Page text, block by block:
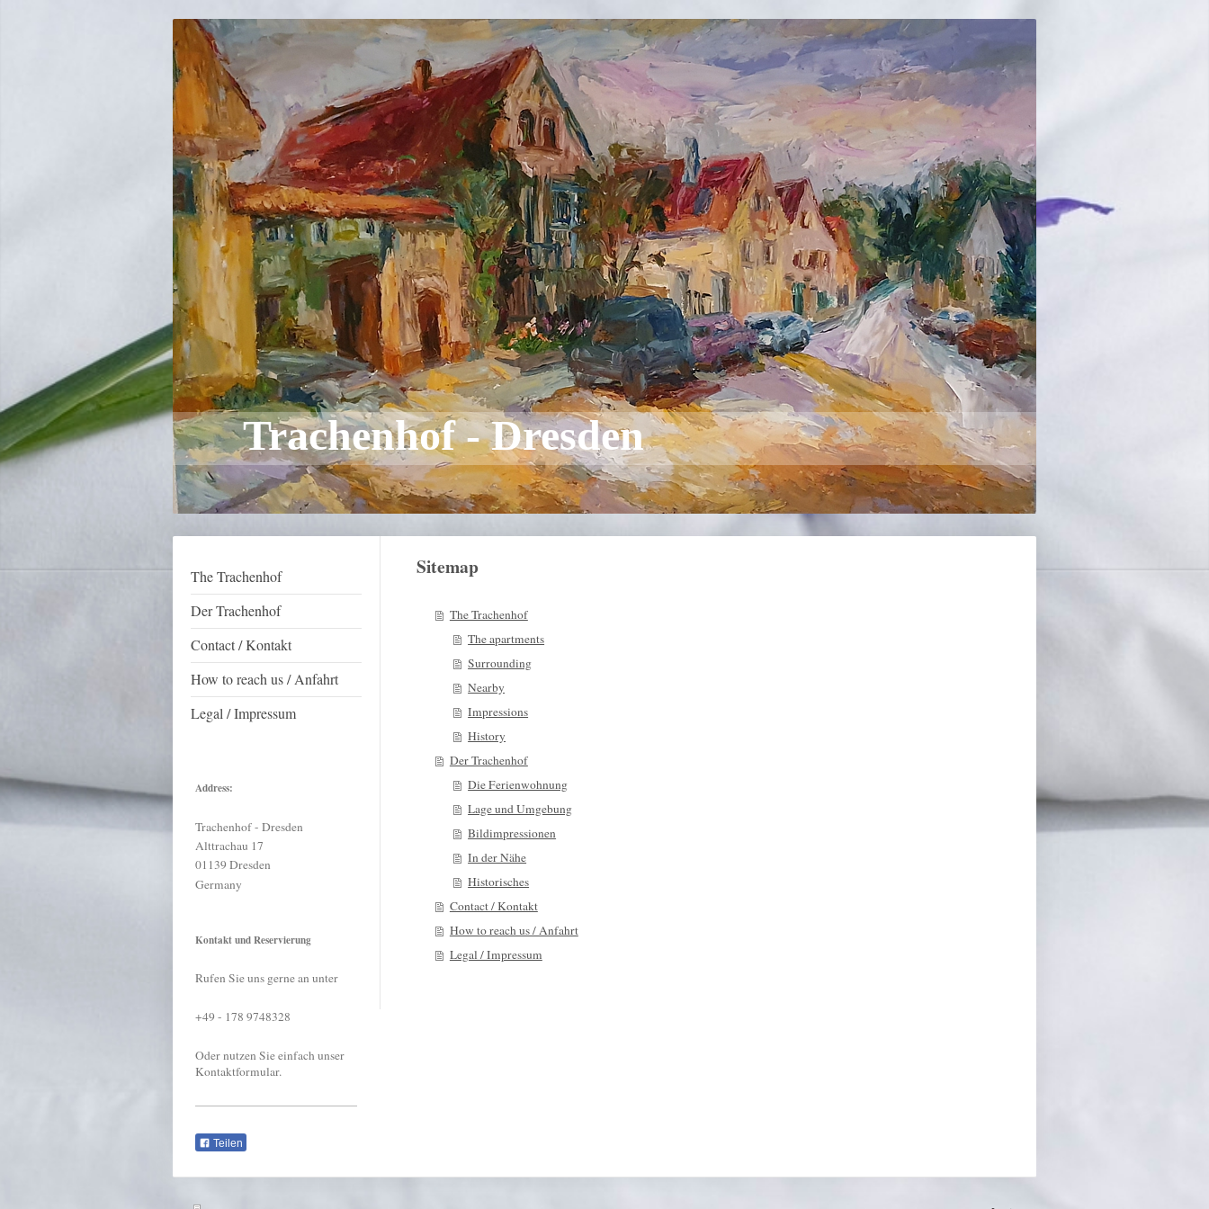
Trachenhof - Dresden
The Trachenhof
Der Trachenhof
Contact / Kontakt
How to reach us / Anfahrt
Legal / Impressum
Sitemap
The Trachenhof
The apartments
Surrounding
Nearby
Impressions
History
Der Trachenhof
Die Ferienwohnung
Lage und Umgebung
Bildimpressionen
In der Nähe
Historisches
Contact / Kontakt
How to reach us / Anfahrt
Legal / Impressum
Address:
Trachenhof - Dresden
Alttrachau 17
01139 Dresden
Germany
Kontakt und Reservierung
Rufen Sie uns gerne an unter
+49 - 178 9748328
Oder nutzen Sie einfach unser
Kontaktformular.
Teilen